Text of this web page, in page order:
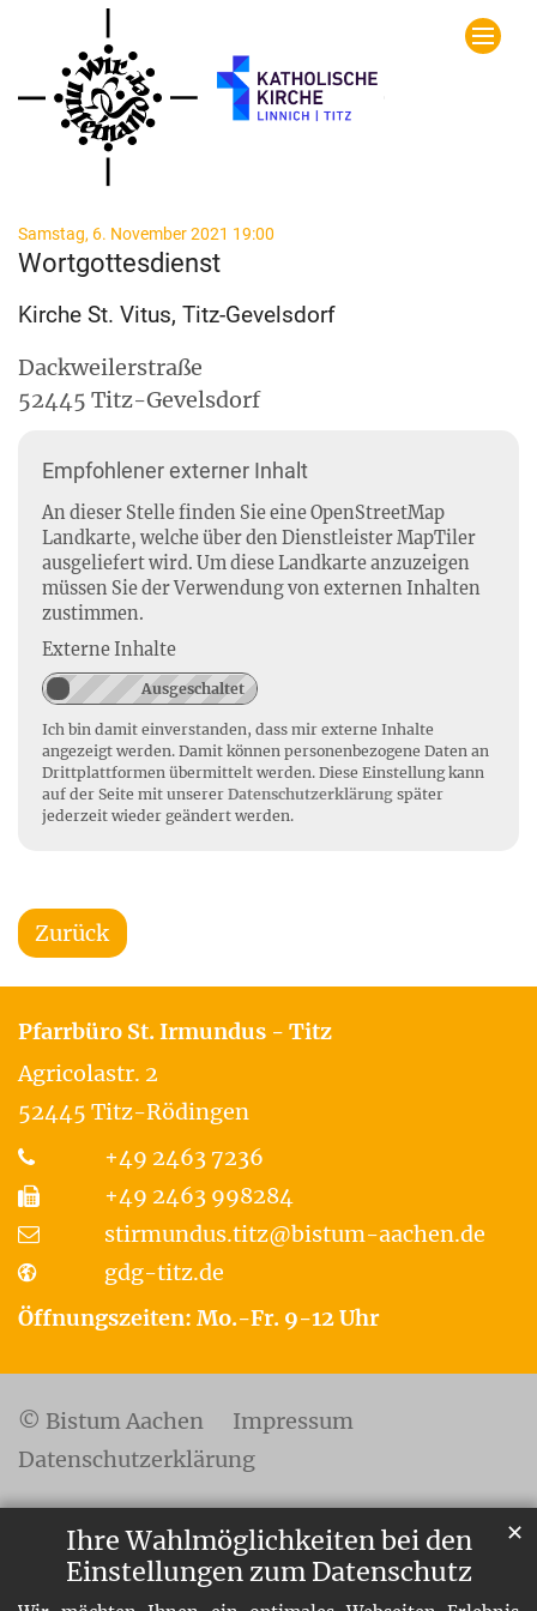
Ihre Wahlmöglichkeiten bei den
Einstellungen zum Datenschutz
✕
Zum Inhalt springen
Samstag, 6. November 2021 19:00
Wortgottesdienst
Kirche St. Vitus, Titz-Gevelsdorf
Dackweilerstraße
52445 Titz-Gevelsdorf
Empfohlener externer Inhalt
An dieser Stelle finden Sie eine OpenStreetMap
Landkarte, welche über den Dienstleister MapTiler
ausgeliefert wird. Um diese Landkarte anzuzeigen
müssen Sie der Verwendung von externen Inhalten
zustimmen.
Externe Inhalte
Ich bin damit einverstanden, dass mir externe Inhalte
angezeigt werden. Damit können personenbezogene Daten an
Drittplattformen übermittelt werden. Diese Einstellung kann
auf der Seite mit unserer Datenschutzerklärung später
jederzeit wieder geändert werden.
Zurück
Pfarrbüro St. Irmundus - Titz
Agricolastr. 2
52445 Titz-Rödingen
+49 2463 7236
+49 2463 998284
stirmundus.titz@bistum-aachen.de
gdg-titz.de
Öffnungszeiten: Mo.-Fr. 9-12 Uhr
© Bistum Aachen
Impressum
Datenschutzerklärung